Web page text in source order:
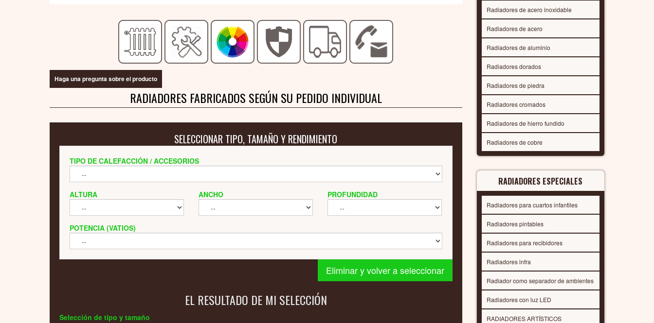
Haga una pregunta sobre el producto
RADIADORES FABRICADOS SEGÚN SU PEDIDO INDIVIDUAL
SELECCIONAR TIPO, TAMAÑO Y RENDIMIENTO
TIPO DE CALEFACCIÓN / ACCESORIOS
ALTURA ANCHO PROFUNDIDAD
POTENCIA (VATIOS)
Eliminar y volver a seleccionar
EL RESULTADO DE MI SELECCIÓN
Selección de tipo y tamaño
Radiadores de acero inoxidable
Radiadores de acero
Radiadores de aluminio
Radiadores dorados
Radiadores de piedra
Radiadores cromados
Radiadores de hierro fundido
Radiadores de cobre
RADIADORES ESPECIALES
Radiadores para cuartos infantiles
Radiadores pintables
Radiadores para recibidores
Radiadores infra
Radiador como separador de ambientes
Radiadores con luz LED
RADIADORES ARTÍSTICOS